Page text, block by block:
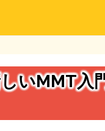
たかの経世済民イラスト集
いMMT入